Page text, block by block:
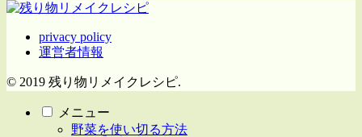
privacy policy
運営者情報
© 2019 残り物リメイクレシピ.
メニュー
野菜を使い切る方法